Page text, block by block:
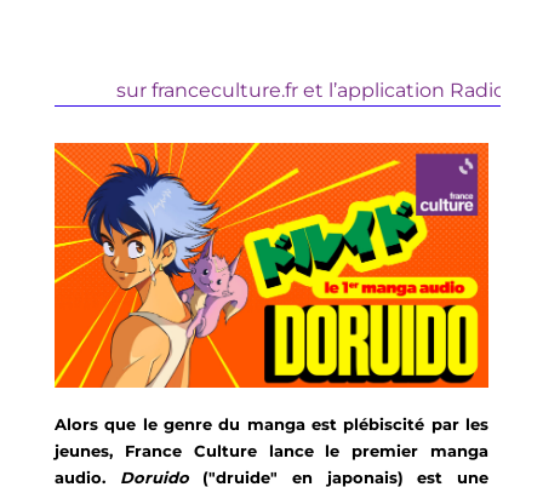
sur franceculture.fr et l’application Radio
Alors que le genre du manga est plébiscité par les
jeunes, France Culture lance le premier manga
audio. Doruido
("druide" en japonais) est une